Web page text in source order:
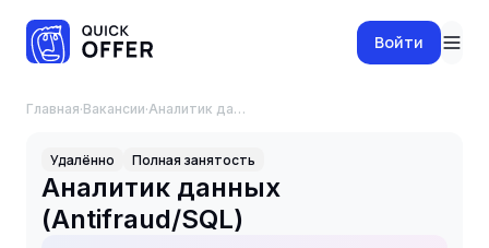
Войти
Главная·Вакансии· Аналитик данных (Antifraud/SQL)
Удалённо Полная занятость
Аналитик данных
(Antifraud/SQL)